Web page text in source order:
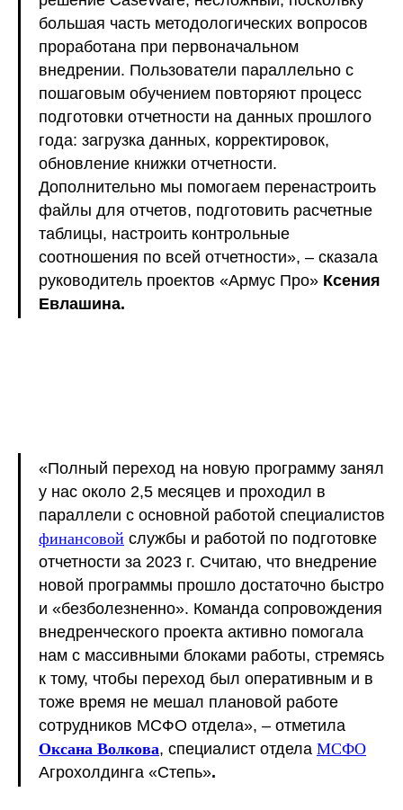
большая часть методологических вопросов
проработана при первоначальном
внедрении. Пользователи параллельно с
пошаговым обучением повторяют процесс
подготовки отчетности на данных прошлого
года: загрузка данных, корректировок,
обновление книжки отчетности.
Дополнительно мы помогаем перенастроить
файлы для отчетов, подготовить расчетные
таблицы, настроить контрольные
соотношения по всей отчетности», – сказала
руководитель проектов «Армус Про» Ксения
Евлашина.
«Полный переход на новую программу занял
у нас около 2,5 месяцев и проходил в
параллели с основной работой специалистов
финансовой службы и работой по подготовке
отчетности за 2023 г. Считаю, что внедрение
новой программы прошло достаточно быстро
и «безболезненно». Команда сопровождения
внедренческого проекта активно помогала
нам с массивными блоками работы, стремясь
к тому, чтобы переход был оперативным и в
тоже время не мешал плановой работе
сотрудников МСФО отдела», – отметила
Оксана Волкова, специалист отдела МСФО
Агрохолдинга «Степь».